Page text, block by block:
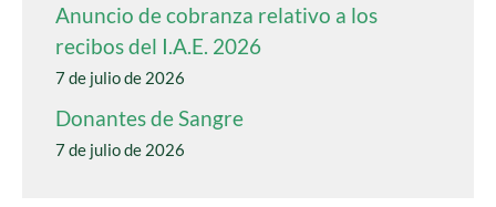
Anuncio de cobranza relativo a los
recibos del I.A.E. 2026
7 de julio de 2026
Donantes de Sangre
7 de julio de 2026